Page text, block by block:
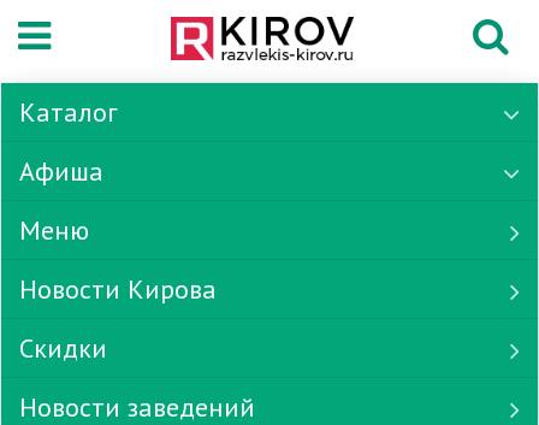
Каталог
Афиша
Меню
Новости Кирова
Скидки
Новости заведений